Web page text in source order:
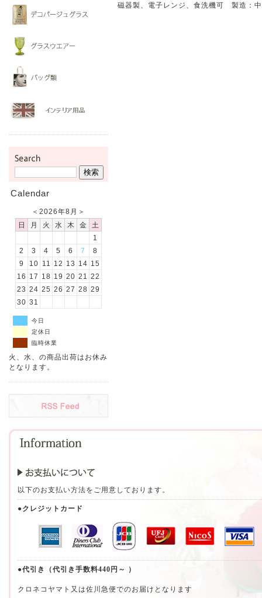
Calendar
＜ 2026年8月 ＞
日
月 火 水 木 金
土
1
2
3 4 5 6 7
8
9
10 11 12 13 14 15
16
17 18 19 20 21
22
23 24 25 26 27 28 29
30 31
今日
定休日
臨時休業
火、水、の商品出荷はお休み
となります。
磁器製、電子レンジ、食洗機可 製造：
以下のお支払い方法をご用意しております。
●クレジットカード
●代引き（代引き手数料440円～ ）
クロネコヤマト又は佐川急便でのお届けとなります